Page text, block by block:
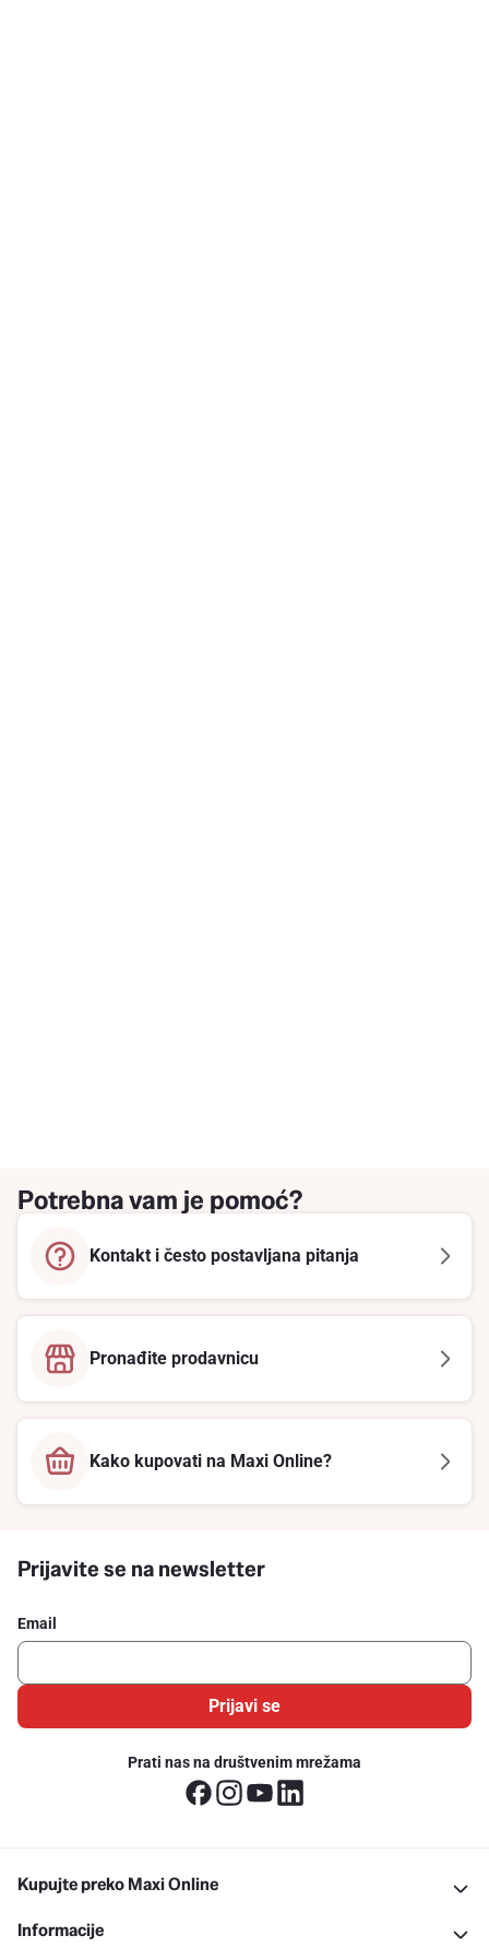
Potrebna vam je pomoć?
Kontakt i često postavljana pitanja
Pronađite prodavnicu
Kako kupovati na Maxi Online?
Prijavite se na newsletter
Email
Prijavi se
Prati nas na društvenim mrežama
Kupujte preko Maxi Online
Informacije